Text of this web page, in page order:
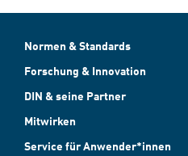
Normen & Standards
Forschung & Innovation
DIN & seine Partner
Mitwirken
Service für Anwender*innen